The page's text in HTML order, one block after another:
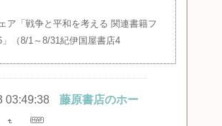
ア「戦争と平和を考える 関連書籍フ
」（8/1～8/31紀伊国屋書店4
03:49:38
藤原書店のホー